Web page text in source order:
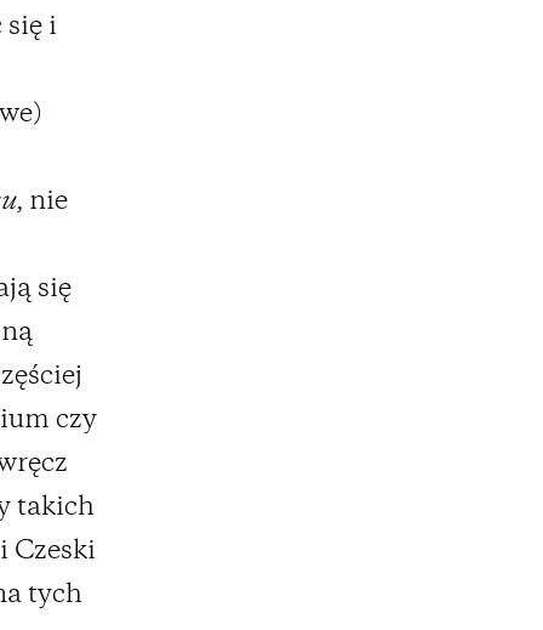
się i
, nie
się
czy
takich
Czeski
tych